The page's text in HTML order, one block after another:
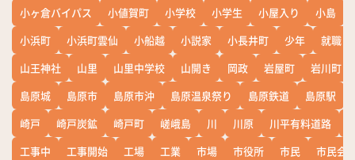
小ヶ倉バイパス 小値賀町 小学校 小学生 小屋入り 小島
小浜町
小浜町雲仙 小船越 小説家 小長井町 少年
就職
山王神社
山里 山里中学校 山開き 岡政 岩屋町
岩川町
島原城
島原市 島原市沖 島原温泉祭り 島原鉄道 島原駅
崎戸
崎戸炭鉱 崎戸町 嵯峨島 川 川原 川平有料道路
工事中
工事開始 工場 工業 市場 市役所 市民
市民会